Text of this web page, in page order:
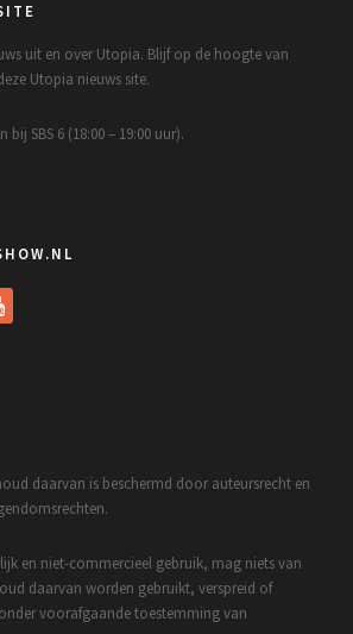
uit en over Utopia. Blijf op de hoogte van
Utopia nieuws site.
SBS 6 (18:00 – 19:00 uur).
daarvan is beschermd door auteursrecht en
en niet-commercieel gebruik, mag niets van
daarvan worden gebruikt, verspreid of
voorafgaande toestemming van